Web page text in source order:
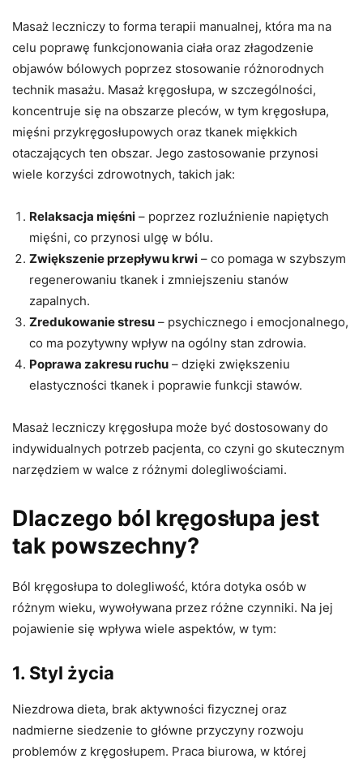
Masaż leczniczy to forma terapii manualnej, która ma na
celu poprawę funkcjonowania ciała oraz złagodzenie
objawów bólowych poprzez stosowanie różnorodnych
technik masażu. Masaż kręgosłupa, w szczególności,
koncentruje się na obszarze pleców, w tym kręgosłupa,
mięśni przykręgosłupowych oraz tkanek miękkich
otaczających ten obszar. Jego zastosowanie przynosi
wiele korzyści zdrowotnych, takich jak:
Relaksacja mięśni – poprzez rozluźnienie napiętych
mięśni, co przynosi ulgę w bólu.
Zwiększenie przepływu krwi – co pomaga w szybszym
regenerowaniu tkanek i zmniejszeniu stanów
zapalnych.
Zredukowanie stresu – psychicznego i emocjonalnego,
co ma pozytywny wpływ na ogólny stan zdrowia.
Poprawa zakresu ruchu – dzięki zwiększeniu
elastyczności tkanek i poprawie funkcji stawów.
Masaż leczniczy kręgosłupa może być dostosowany do
indywidualnych potrzeb pacjenta, co czyni go skutecznym
narzędziem w walce z różnymi dolegliwościami.
Dlaczego ból kręgosłupa jest
tak powszechny?
Ból kręgosłupa to dolegliwość, która dotyka osób w
różnym wieku, wywoływana przez różne czynniki. Na jej
pojawienie się wpływa wiele aspektów, w tym:
1. Styl życia
Niezdrowa dieta, brak aktywności fizycznej oraz
nadmierne siedzenie to główne przyczyny rozwoju
problemów z kręgosłupem. Praca biurowa, w której